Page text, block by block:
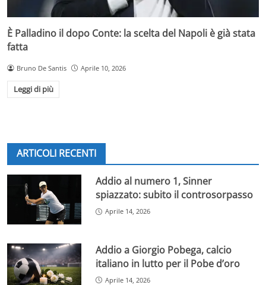
È Palladino il dopo Conte: la scelta del Napoli è già stata
fatta
Bruno De Santis Aprile 10, 2026
Leggi di più
ARTICOLI RECENTI
Addio al numero 1, Sinner
spiazzato: subito il controsorpasso
Aprile 14, 2026
Addio a Giorgio Pobega, calcio
italiano in lutto per il Pobe d’oro
Aprile 14, 2026